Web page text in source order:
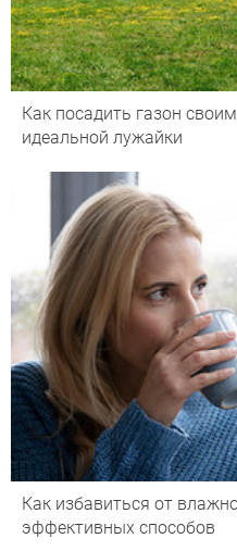
Как посадить газон
идеальной лужайки
Как избавиться от
эффективных способов